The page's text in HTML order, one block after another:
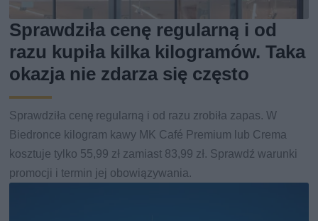
Sprawdziła cenę regularną i od
razu kupiła kilka kilogramów. Taka
okazja nie zdarza się często
Sprawdziła cenę regularną i od razu zrobiła zapas. W
Biedronce kilogram kawy MK Café Premium lub Crema
kosztuje tylko 55,99 zł zamiast 83,99 zł. Sprawdź warunki
promocji i termin jej obowiązywania.